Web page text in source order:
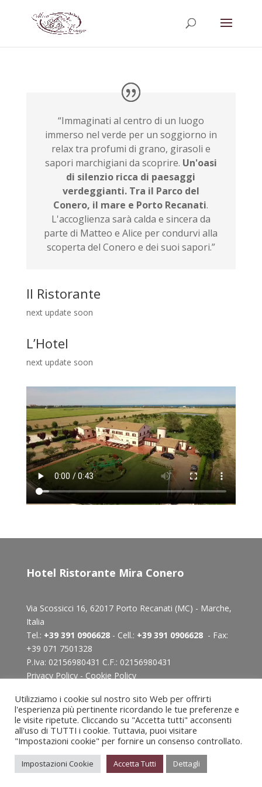
“Immaginati al centro di un luogo
immerso nel verde per un soggiorno in
relax tra profumi di grano, girasoli e
sapori marchigiani da scoprire. Un'oasi
di silenzio ricca di paesaggi
verdeggianti. Tra il Parco del
Conero, il mare e Porto Recanati.
L'accoglienza sarà calda e sincera da
parte di Matteo e Alice per condurvi alla
scoperta del Conero e dei suoi sapori.”
Il Ristorante
next update soon
L’Hotel
next update soon
Hotel Ristorante Mira Conero
Via Scossicci 16, 62017 Porto Recanati (MC) - Marche,
Italia
Tel.: +39 391 0906628- Cell.: +39 391 0906628 - Fax:
+39 071 7501328
P.Iva: 02156980431 C.F.: 02156980431
Privacy Policy- Cookie Policy
mail@miraconero.it
Utilizziamo i cookie sul nostro sito Web per offrirti
l'esperienza più pertinente ricordando le tue preferenze e
le visite ripetute. Cliccando su "Accetta tutti" acconsenti
all'uso di TUTTI i cookie. Tuttavia, puoi visitare
"Impostazioni cookie" per fornire un consenso controllato.
Impostazioni Cookie Accetta Tutti Dettagli